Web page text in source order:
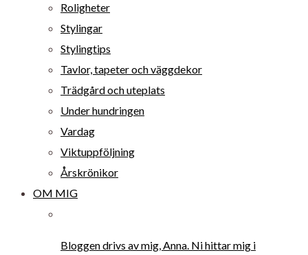
Roligheter
Stylingar
Stylingtips
Tavlor, tapeter och väggdekor
Trädgård och uteplats
Under hundringen
Vardag
Viktuppföljning
Årskrönikor
OM MIG
Bloggen drivs av mig, Anna. Ni hittar mig i